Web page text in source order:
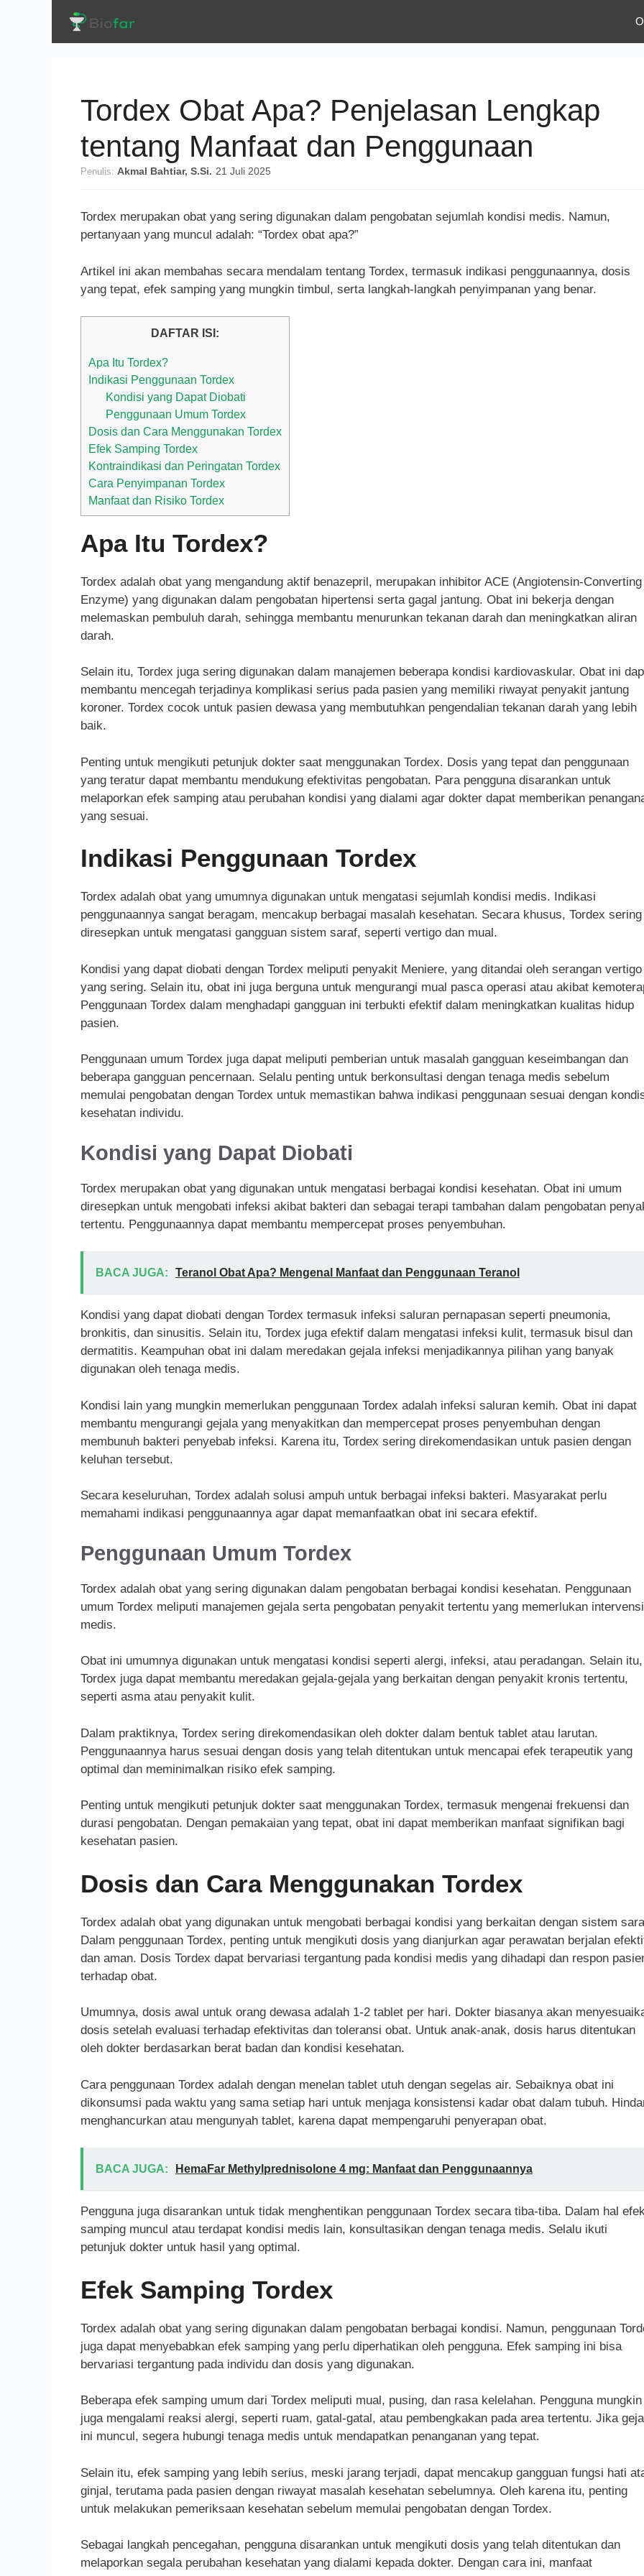
Tordex Obat Apa? Penjelasan Lengkap
tentang Manfaat dan Penggunaan
Penulis: Akmal Bahtiar, S.Si. · 21 Juli 2025
Tordex merupakan obat yang sering digunakan dalam pengobatan sejumlah kondisi medis. Namun,
pertanyaan yang muncul adalah: “Tordex obat apa?”
Artikel ini akan membahas secara mendalam tentang Tordex, termasuk indikasi penggunaannya, dosis
yang tepat, efek samping yang mungkin timbul, serta langkah-langkah penyimpanan yang benar.
DAFTAR ISI:
Apa Itu Tordex?
Indikasi Penggunaan Tordex
Kondisi yang Dapat Diobati
Penggunaan Umum Tordex
Dosis dan Cara Menggunakan Tordex
Efek Samping Tordex
Kontraindikasi dan Peringatan Tordex
Cara Penyimpanan Tordex
Manfaat dan Risiko Tordex
Apa Itu Tordex?
Tordex adalah obat yang mengandung aktif benazepril, merupakan inhibitor ACE (Angiotensin-Converting
Enzyme) yang digunakan dalam pengobatan hipertensi serta gagal jantung. Obat ini bekerja dengan
melemaskan pembuluh darah, sehingga membantu menurunkan tekanan darah dan meningkatkan aliran
darah.
Selain itu, Tordex juga sering digunakan dalam manajemen beberapa kondisi kardiovaskular. Obat ini
membantu mencegah terjadinya komplikasi serius pada pasien yang memiliki riwayat penyakit jantung
koroner. Tordex cocok untuk pasien dewasa yang membutuhkan pengendalian tekanan darah yang lebih
baik.
Penting untuk mengikuti petunjuk dokter saat menggunakan Tordex. Dosis yang tepat dan penggunaan
yang teratur dapat membantu mendukung efektivitas pengobatan. Para pengguna disarankan untuk
melaporkan efek samping atau perubahan kondisi yang dialami agar dokter dapat memberikan
yang sesuai.
Indikasi Penggunaan Tordex
Tordex adalah obat yang umumnya digunakan untuk mengatasi sejumlah kondisi medis. Indikasi
penggunaannya sangat beragam, mencakup berbagai masalah kesehatan. Secara khusus, Tordex sering
diresepkan untuk mengatasi gangguan sistem saraf, seperti vertigo dan mual.
Kondisi yang dapat diobati dengan Tordex meliputi penyakit Meniere, yang ditandai oleh serangan vertigo
yang sering. Selain itu, obat ini juga berguna untuk mengurangi mual pasca operasi atau akibat
Penggunaan Tordex dalam menghadapi gangguan ini terbukti efektif dalam meningkatkan kualitas hidup
pasien.
Penggunaan umum Tordex juga dapat meliputi pemberian untuk masalah gangguan keseimbangan dan
beberapa gangguan pencernaan. Selalu penting untuk berkonsultasi dengan tenaga medis sebelum
memulai pengobatan dengan Tordex untuk memastikan bahwa indikasi penggunaan sesuai dengan
kesehatan individu.
Kondisi yang Dapat Diobati
Tordex merupakan obat yang digunakan untuk mengatasi berbagai kondisi kesehatan. Obat ini umum
diresepkan untuk mengobati infeksi akibat bakteri dan sebagai terapi tambahan dalam pengobatan
tertentu. Penggunaannya dapat membantu mempercepat proses penyembuhan.
BACA JUGA: Teranol Obat Apa? Mengenal Manfaat dan Penggunaan Teranol
Kondisi yang dapat diobati dengan Tordex termasuk infeksi saluran pernapasan seperti pneumonia,
bronkitis, dan sinusitis. Selain itu, Tordex juga efektif dalam mengatasi infeksi kulit, termasuk bisul dan
dermatitis. Keampuhan obat ini dalam meredakan gejala infeksi menjadikannya pilihan yang banyak
digunakan oleh tenaga medis.
Kondisi lain yang mungkin memerlukan penggunaan Tordex adalah infeksi saluran kemih. Obat ini dapat
membantu mengurangi gejala yang menyakitkan dan mempercepat proses penyembuhan dengan
membunuh bakteri penyebab infeksi. Karena itu, Tordex sering direkomendasikan untuk pasien dengan
keluhan tersebut.
Secara keseluruhan, Tordex adalah solusi ampuh untuk berbagai infeksi bakteri. Masyarakat perlu
memahami indikasi penggunaannya agar dapat memanfaatkan obat ini secara efektif.
Penggunaan Umum Tordex
Tordex adalah obat yang sering digunakan dalam pengobatan berbagai kondisi kesehatan. Penggunaan
umum Tordex meliputi manajemen gejala serta pengobatan penyakit tertentu yang memerlukan intervensi
medis.
Obat ini umumnya digunakan untuk mengatasi kondisi seperti alergi, infeksi, atau peradangan. Selain itu,
Tordex juga dapat membantu meredakan gejala-gejala yang berkaitan dengan penyakit kronis tertentu,
seperti asma atau penyakit kulit.
Dalam praktiknya, Tordex sering direkomendasikan oleh dokter dalam bentuk tablet atau larutan.
Penggunaannya harus sesuai dengan dosis yang telah ditentukan untuk mencapai efek terapeutik yang
optimal dan meminimalkan risiko efek samping.
Penting untuk mengikuti petunjuk dokter saat menggunakan Tordex, termasuk mengenai frekuensi dan
durasi pengobatan. Dengan pemakaian yang tepat, obat ini dapat memberikan manfaat signifikan bagi
kesehatan pasien.
Dosis dan Cara Menggunakan Tordex
Tordex adalah obat yang digunakan untuk mengobati berbagai kondisi yang berkaitan dengan sistem
Dalam penggunaan Tordex, penting untuk mengikuti dosis yang dianjurkan agar perawatan berjalan
dan aman. Dosis Tordex dapat bervariasi tergantung pada kondisi medis yang dihadapi dan respon
terhadap obat.
Umumnya, dosis awal untuk orang dewasa adalah 1-2 tablet per hari. Dokter biasanya akan
dosis setelah evaluasi terhadap efektivitas dan toleransi obat. Untuk anak-anak, dosis harus ditentukan
oleh dokter berdasarkan berat badan dan kondisi kesehatan.
Cara penggunaan Tordex adalah dengan menelan tablet utuh dengan segelas air. Sebaiknya obat ini
dikonsumsi pada waktu yang sama setiap hari untuk menjaga konsistensi kadar obat dalam tubuh.
menghancurkan atau mengunyah tablet, karena dapat mempengaruhi penyerapan obat.
BACA JUGA: HemaFar Methylprednisolone 4 mg: Manfaat dan Penggunaannya
Pengguna juga disarankan untuk tidak menghentikan penggunaan Tordex secara tiba-tiba. Dalam hal
samping muncul atau terdapat kondisi medis lain, konsultasikan dengan tenaga medis. Selalu ikuti
petunjuk dokter untuk hasil yang optimal.
Efek Samping Tordex
Tordex adalah obat yang sering digunakan dalam pengobatan berbagai kondisi. Namun, penggunaan
juga dapat menyebabkan efek samping yang perlu diperhatikan oleh pengguna. Efek samping ini bisa
bervariasi tergantung pada individu dan dosis yang digunakan.
Beberapa efek samping umum dari Tordex meliputi mual, pusing, dan rasa kelelahan. Pengguna mungkin
juga mengalami reaksi alergi, seperti ruam, gatal-gatal, atau pembengkakan pada area tertentu. Jika
ini muncul, segera hubungi tenaga medis untuk mendapatkan penanganan yang tepat.
Selain itu, efek samping yang lebih serius, meski jarang terjadi, dapat mencakup gangguan fungsi hati
ginjal, terutama pada pasien dengan riwayat masalah kesehatan sebelumnya. Oleh karena itu, penting
untuk melakukan pemeriksaan kesehatan sebelum memulai pengobatan dengan Tordex.
Sebagai langkah pencegahan, pengguna disarankan untuk mengikuti dosis yang telah ditentukan dan
melaporkan segala perubahan kesehatan yang dialami kepada dokter. Dengan cara ini, manfaat